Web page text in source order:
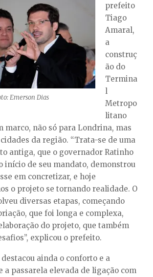
Emerson Dias
prefeito
Tiago
Amaral,
a
construç
ão do
Termina
l
Metropo
litano
marco, não só para Londrina, mas
da região. “Trata-se de uma
antiga, que o governador Ratinho
início de seu mandato, demonstrou
em concretizar, e hoje
o projeto se tornando realidade. O
diversas etapas, começando
que foi longa e complexa,
do projeto, que também
explicou o prefeito.
ainda o conforto e a
a passarela elevada de ligação com